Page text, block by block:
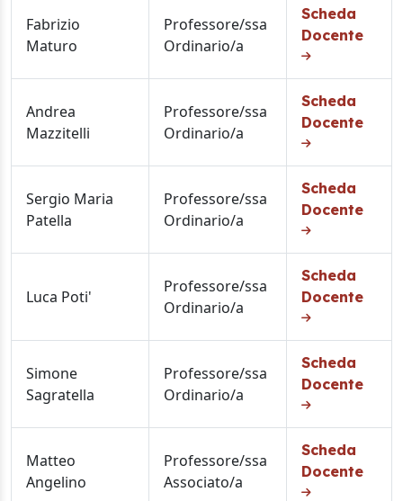
Fabrizio
Maturo
Professore/ssa
Ordinario/a
Scheda
Docente
Andrea
Mazzitelli
Professore/ssa
Ordinario/a
Scheda
Docente
Sergio Maria
Patella
Professore/ssa
Ordinario/a
Scheda
Docente
Luca Poti'
Professore/ssa
Ordinario/a
Scheda
Docente
Simone
Sagratella
Professore/ssa
Ordinario/a
Scheda
Docente
Matteo
Angelino
Professore/ssa
Associato/a
Scheda
Docente